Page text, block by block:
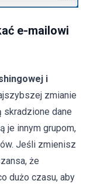
e-mailowi
i
zmianie
skradzione dane
je innym grupom,
Jeśli zmienisz
że
dużo czasu, aby